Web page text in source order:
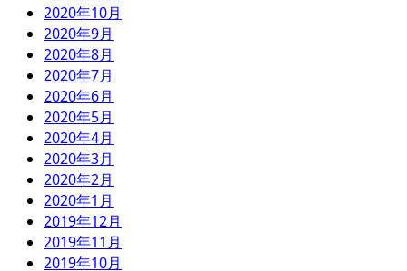
2020年10月
2020年9月
2020年8月
2020年7月
2020年6月
2020年5月
2020年4月
2020年3月
2020年2月
2020年1月
2019年12月
2019年11月
2019年10月